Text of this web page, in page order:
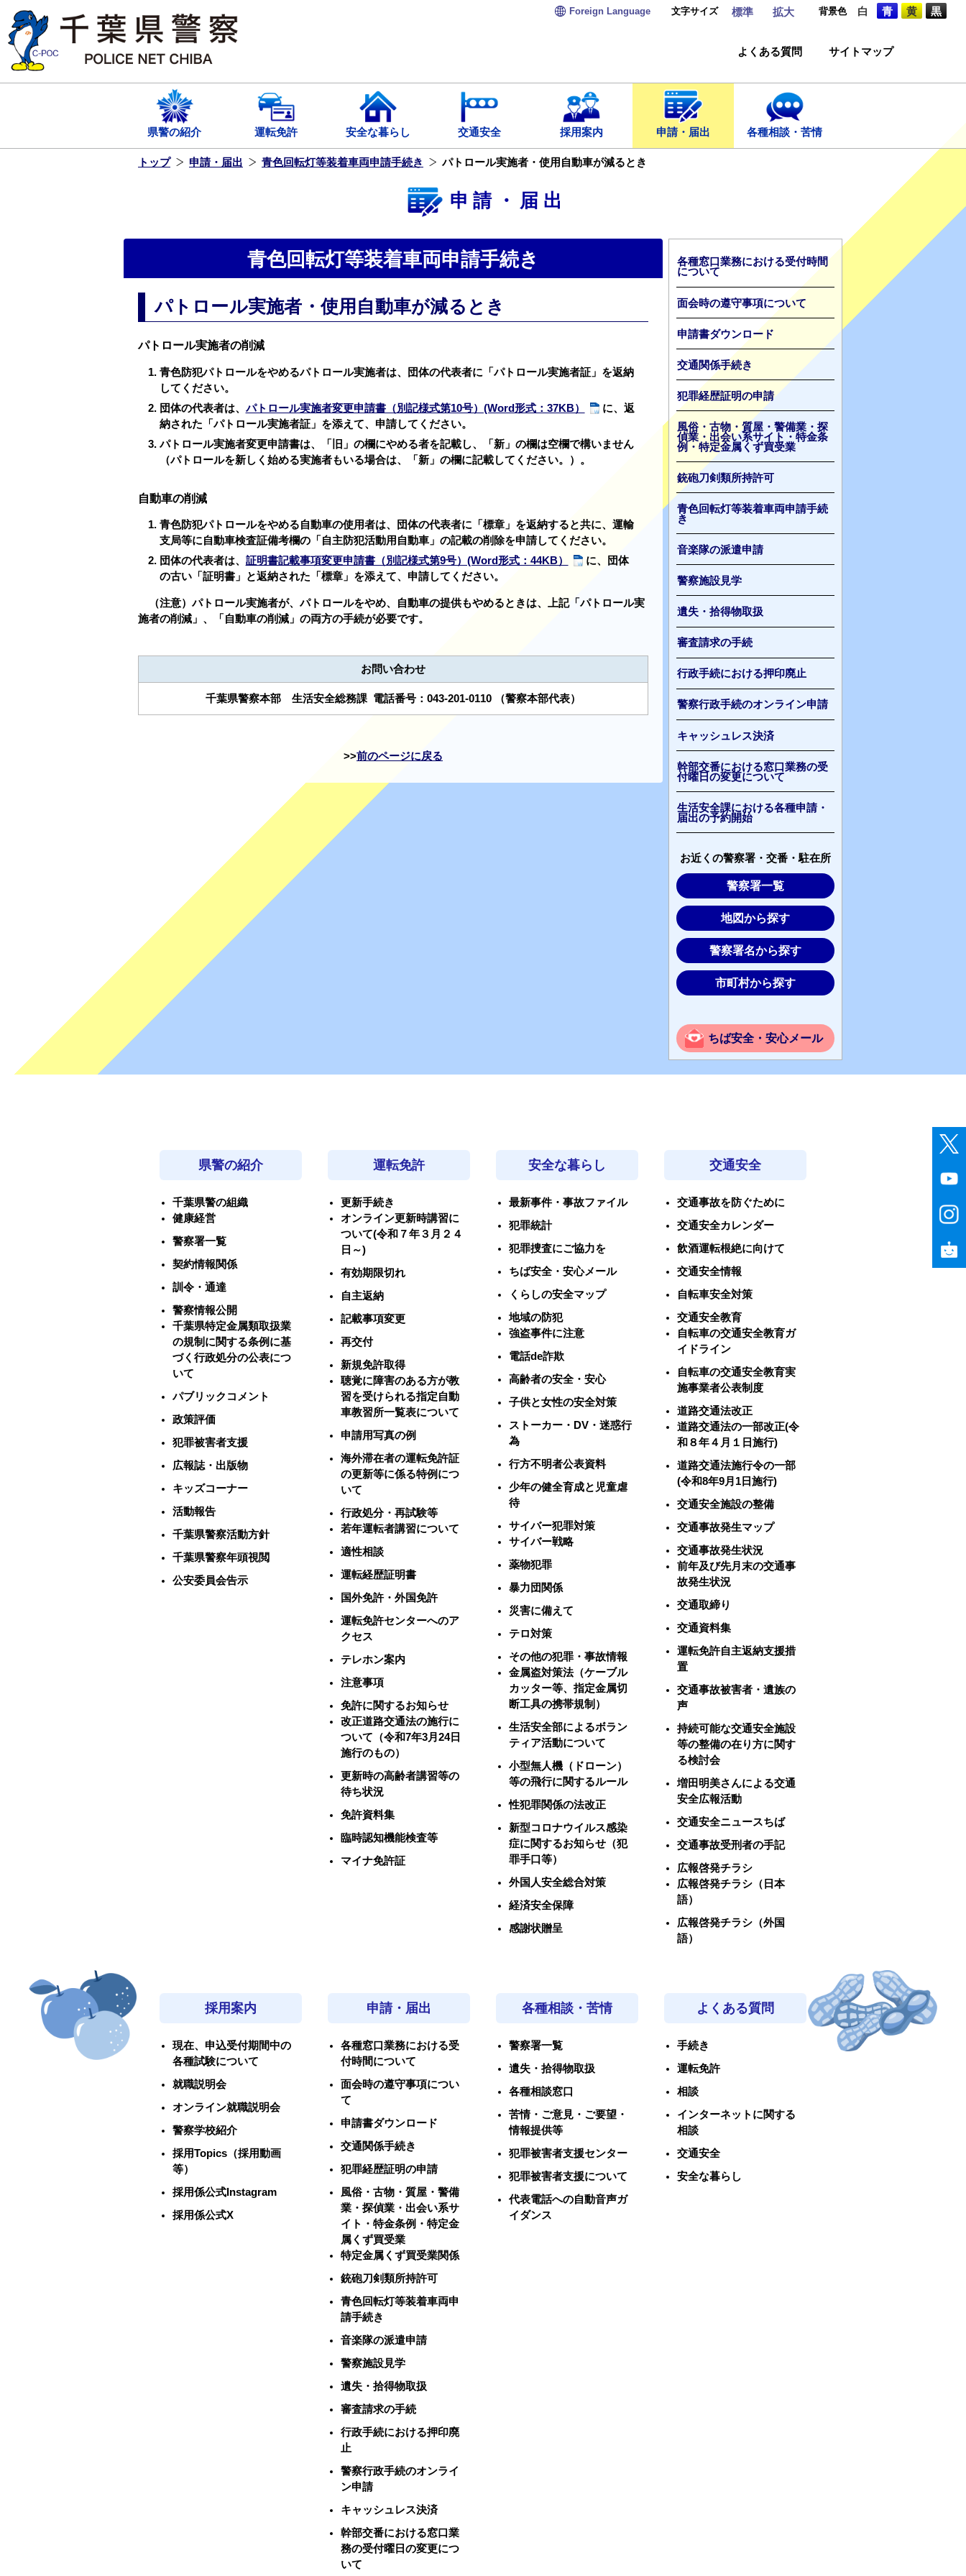
ス
キ
ま
Foreign Language 文字サイズ 標準 拡大 背景色 白 青 黄 黒
よくある質問 サイトマップ
県警の紹介 運転免許 安全な暮らし 交通安全 採用案内 申請・届出 各種相談・苦情
トップ 申請・届出 青色回転灯等装着車両申請手続き パトロール実施者・使用自動車が減るとき
申請・届出
青色回転灯等装着車両申請手続き
パトロール実施者・使用自動車が減るとき
パトロール実施者の削減
青色防犯パトロールをやめるパトロール実施者は、団体の代表者に「パトロール実施者証」を返納
してください。
団体の代表者は、 パトロール実施者変更申請書（別記様式第10号）(Word形式：37KB）
に、返
納された「パトロール実施者証」を添えて、申請してください。
パトロール実施者変更申請書は、「旧」の欄にやめる者を記載し、「新」の欄は空欄で構いません
（パトロールを新しく始める実施者もいる場合は、「新」の欄に記載してください。）。
自動車の削減
青色防犯パトロールをやめる自動車の使用者は、団体の代表者に「標章」を返納すると共に、運輸
支局等に自動車検査証備考欄の「自主防犯活動用自動車」の記載の削除を申請してください。
団体の代表者は、 証明書記載事項変更申請書（別記様式第9号）(Word形式：44KB）
に、団体
の古い「証明書」と返納された「標章」を添えて、申請してください。
（注意）パトロール実施者が、パトロールをやめ、自動車の提供もやめるときは、上記「パトロール実
施者の削減」、「自動車の削減」の両方の手続が必要です。
お問い合わせ
千葉県警察本部 生活安全総務課 電話番号： 043-201-0110 （警察本部代表）
前のページに戻る
各種窓口業務における受付時間
について
面会時の遵守事項について
申請書ダウンロード
交通関係手続き
犯罪経歴証明の申請
風俗・古物・質屋・警備業・探
偵業・出会い系サイト・特金条
例・特定金属くず買受業
銃砲刀剣類所持許可
青色回転灯等装着車両申請手続
き
音楽隊の派遣申請
警察施設見学
遺失・拾得物取扱
審査請求の手続
行政手続における押印廃止
警察行政手続のオンライン申請
キャッシュレス決済
幹部交番における窓口業務の受
付曜日の変更について
生活安全課における各種申請・
届出の予約開始
お近くの警察署・交番・駐在所
警察署一覧
地図から探す
警察署名から探す
市町村から探す
ちば安全・安心メール
県警の紹介
千葉県警の組織
健康経営
警察署一覧
契約情報関係
訓令・通達
警察情報公開
千葉県特定金属類取扱業
の規制に関する条例に基
づく行政処分の公表につ
いて
パブリックコメント
政策評価
犯罪被害者支援
広報誌・出版物
キッズコーナー
活動報告
千葉県警察活動方針
千葉県警察年頭視閲
公安委員会告示
運転免許
更新手続き
オンライン更新時講習に
ついて(令和７年３月２４
日～)
有効期限切れ
自主返納
記載事項変更
再交付
新規免許取得
聴覚に障害のある方が教
習を受けられる指定自動
車教習所一覧表について
申請用写真の例
海外滞在者の運転免許証
の更新等に係る特例につ
いて
行政処分・再試験等
若年運転者講習について
適性相談
運転経歴証明書
国外免許・外国免許
運転免許センターへのア
クセス
テレホン案内
注意事項
免許に関するお知らせ
改正道路交通法の施行に
ついて（令和7年3月24日
施行のもの）
更新時の高齢者講習等の
待ち状況
免許資料集
臨時認知機能検査等
マイナ免許証
安全な暮らし
最新事件・事故ファイル
犯罪統計
犯罪捜査にご協力を
ちば安全・安心メール
くらしの安全マップ
地域の防犯
強盗事件に注意
電話de詐欺
高齢者の安全・安心
子供と女性の安全対策
ストーカー・DV・迷惑行
為
行方不明者公表資料
少年の健全育成と児童虐
待
サイバー犯罪対策
サイバー戦略
薬物犯罪
暴力団関係
災害に備えて
テロ対策
その他の犯罪・事故情報
金属盗対策法（ケーブル
カッター等、指定金属切
断工具の携帯規制）
生活安全部によるボラン
ティア活動について
小型無人機（ドローン）
等の飛行に関するルール
性犯罪関係の法改正
新型コロナウイルス感染
症に関するお知らせ（犯
罪手口等）
外国人安全総合対策
経済安全保障
感謝状贈呈
交通安全
交通事故を防ぐために
交通安全カレンダー
飲酒運転根絶に向けて
交通安全情報
自転車安全対策
交通安全教育
自転車の交通安全教育ガ
イドライン
自転車の交通安全教育実
施事業者公表制度
道路交通法改正
道路交通法の一部改正(令
和８年４月１日施行)
道路交通法施行令の一部
(令和8年9月1日施行)
交通安全施設の整備
交通事故発生マップ
交通事故発生状況
前年及び先月末の交通事
故発生状況
交通取締り
交通資料集
運転免許自主返納支援措
置
交通事故被害者・遺族の
声
持続可能な交通安全施設
等の整備の在り方に関す
る検討会
増田明美さんによる交通
安全広報活動
交通安全ニュースちば
交通事故受刑者の手記
広報啓発チラシ
広報啓発チラシ（日本
語）
広報啓発チラシ（外国
語）
採用案内
現在、申込受付期間中の
各種試験について
就職説明会
オンライン就職説明会
警察学校紹介
採用Topics（採用動画
等）
採用係公式Instagram
採用係公式X
申請・届出
各種窓口業務における受
付時間について
面会時の遵守事項につい
て
申請書ダウンロード
交通関係手続き
犯罪経歴証明の申請
風俗・古物・質屋・警備
業・探偵業・出会い系サ
イト・特金条例・特定金
属くず買受業
特定金属くず買受業関係
銃砲刀剣類所持許可
青色回転灯等装着車両申
請手続き
音楽隊の派遣申請
警察施設見学
遺失・拾得物取扱
審査請求の手続
行政手続における押印廃
止
警察行政手続のオンライ
ン申請
キャッシュレス決済
幹部交番における窓口業
務の受付曜日の変更につ
いて
各種相談・苦情
警察署一覧
遺失・拾得物取扱
各種相談窓口
苦情・ご意見・ご要望・
情報提供等
犯罪被害者支援センター
犯罪被害者支援について
代表電話への自動音声ガ
イダンス
よくある質問
手続き
運転免許
相談
インターネットに関する
相談
交通安全
安全な暮らし